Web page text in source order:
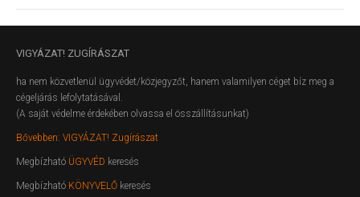
VIGYÁZAT! ZUGÍRÁSZAT
ha nem közvetlenül ügyvédet/közjegyzőt, hanem valamilyen céget bíz meg a
cégeljárás lefolytatásával.
(A saját védelme érdekében olvassa el összállításunkat)
Bővebben: VIGYÁZAT! Zugírászat
Megbízható ÜGYVÉD keresés
Megbízható KÖNYVELŐ keresés